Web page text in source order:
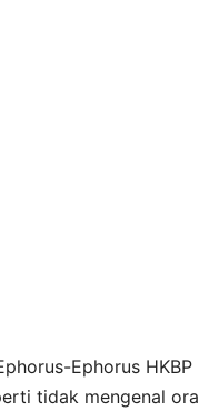
Ephorus HKBP
tidak mengenal